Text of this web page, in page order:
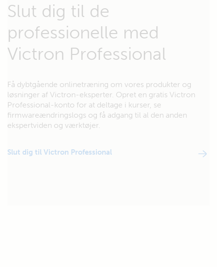
Slut dig til de
professionelle med
Victron Professional
Få dybtgående onlinetræning om vores produkter og
løsninger af Victron-eksperter. Opret en gratis Victron
Professional-konto for at deltage i kurser, se
firmwareændringslogs og få adgang til al den anden
ekspertviden og værktøjer.
Slut dig til Victron Professional